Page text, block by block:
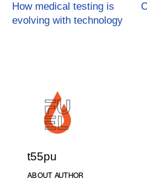
How medical testing is
evolving with technology
t55pu
ABOUT AUTHOR